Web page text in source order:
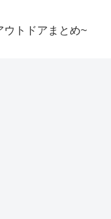
ウトドアまとめ~